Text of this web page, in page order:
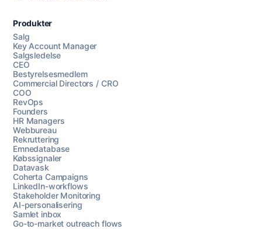
Produkter
Salg
Key Account Manager
Salgsledelse
CEO
Bestyrelsesmedlem
Commercial Directors / CRO
COO
RevOps
Founders
HR Managers
Webbureau
Rekruttering
Emnedatabase
Købssignaler
Datavask
Coherta Campaigns
LinkedIn-workflows
Stakeholder Monitoring
AI-personalisering
Samlet inbox
Go-to-market outreach flows